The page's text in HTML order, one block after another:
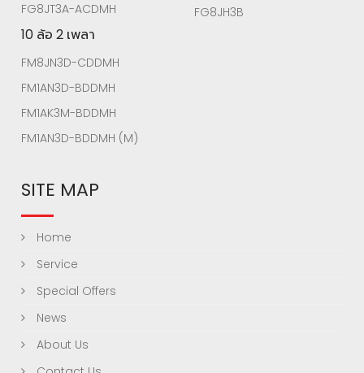
FG8JT3A-ACDMH
10 ล้อ 2 เพลา
FM8JN3D-CDDMH
FM1AN3D-BDDMH
FM1AK3M-BDDMH
FM1AN3D-BDDMH (M)
FG8JH3B
SITE MAP
Home
Service
Special Offers
News
About Us